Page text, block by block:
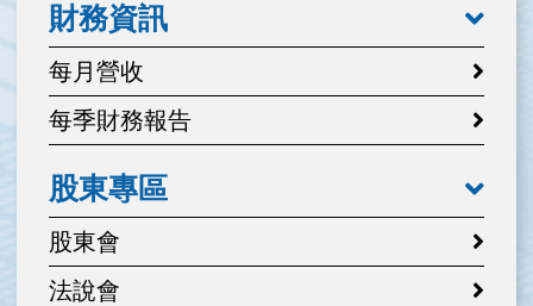
財務資訊
每月營收
每季財務報告
股東專區
股東會
法說會